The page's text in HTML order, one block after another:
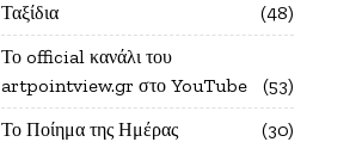
Ταξίδια
48
Το official κανάλι του
artpointview.gr στο YouTube
53
Το Ποίημα της Ημέρας
30